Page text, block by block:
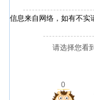
信息来自网络，如有不实
请选择您看
0